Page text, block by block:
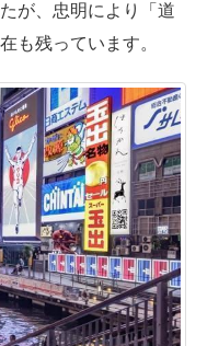
が、忠明により「道
も残っています。